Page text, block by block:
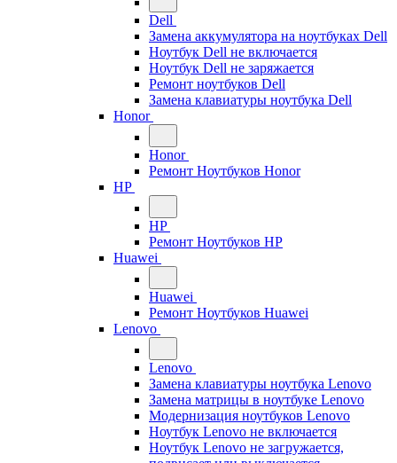
Dell
Замена аккумулятора на ноутбуках Dell
Ноутбук Dell не включается
Ноутбук Dell не заряжается
Ремонт ноутбуков Dell
Замена клавиатуры ноутбука Dell
Honor
Honor
Ремонт Ноутбуков Honor
HP
HP
Ремонт Ноутбуков HP
Huawei
Huawei
Ремонт Ноутбуков Huawei
Lenovo
Lenovo
Замена клавиатуры ноутбука Lenovo
Замена матрицы в ноутбуке Lenovo
Модернизация ноутбуков Lenovo
Ноутбук Lenovo не включается
Ноутбук Lenovo не загружается,